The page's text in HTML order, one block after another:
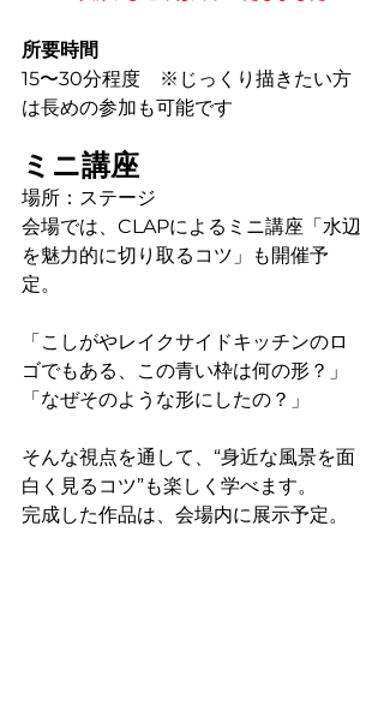
所要時間
15〜30分程度　※じっくり描きたい方
は長めの参加も可能です
ミニ講座
場所：ステージ
会場では、CLAPによるミニ講座「水辺
を魅力的に切り取るコツ」も開催予
定。
「こしがやレイクサイドキッチンのロ
ゴでもある、この青い枠は何の形？」
「なぜそのような形にしたの？」
そんな視点を通して、“身近な風景を面
白く見るコツ”も楽しく学べます。
完成した作品は、会場内に展示予定。